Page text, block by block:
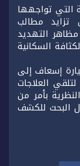
التي تواجهها
تزايد مطالب
مظاهر التهديد
السكانية
إسعاف إلى
العلاجات
بأمر من
البحث للكشف